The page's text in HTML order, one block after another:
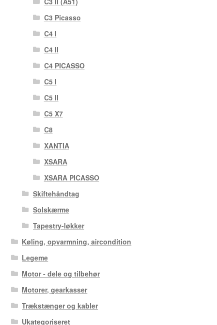
C3 Picasso
C4 I
C4 II
C4 PICASSO
C5 I
C5 II
C5 X7
C8
XANTIA
XSARA
XSARA PICASSO
Skiftehåndtag
Solskærme
Tapestry-løkker
Køling, opvarmning, aircondition
Legeme
Motor - dele og tilbehør
Motorer, gearkasser
Trækstænger og kabler
Ukategoriseret